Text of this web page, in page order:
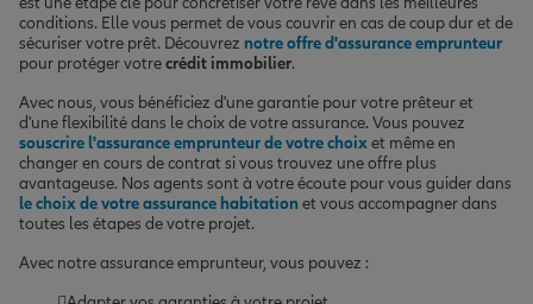
conditions. Elle vous permet de vous couvrir en cas de coup dur et de
sécuriser votre prêt. Découvrez notre offre d'assurance emprunteur
pour protéger votrecrédit immobilier.
Avec nous, vous bénéficiez d'une garantie pour votre prêteur et
d'une flexibilité dans le choix de votre assurance. Vous pouvez
souscrire l'assurance emprunteur de votre choixet même en
changer en cours de contrat si vous trouvez une offre plus
avantageuse. Nos agents sont à votre écoute pour vous guider dans
le choix de votre assurance habitation et vous accompagner dans
toutes les étapes de votre projet.
Avec notre assurance emprunteur, vous pouvez :